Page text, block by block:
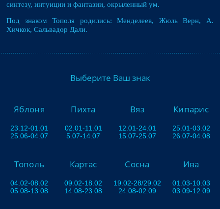
синтезу, интуиции и фантазии, окрыленный ум.
Под знаком Тополя родились: Менделеев, Жюль Верн, А.
Хичкок, Сальвадор Дали.
Выберите Ваш знак
Яблоня
23.12-01.01
25.06-04.07
Пихта
02.01-11.01
5.07-14.07
Вяз
12.01-24.01
15.07-25.07
Кипарис
25.01-03.02
26.07-04.08
Тополь
04.02-08.02
05.08-13.08
Картас
09.02-18.02
14.08-23.08
Сосна
19.02-28/29.02
24.08-02.09
Ива
01.03-10.03
03.09-12.09